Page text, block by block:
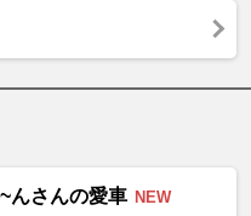
んさんの愛車 NEW